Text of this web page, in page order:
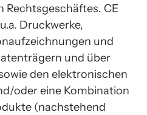
Rechtsgeschäftes. CE
Druckwerke,
und
und über
den elektronischen
oder eine Kombination
(nachstehend